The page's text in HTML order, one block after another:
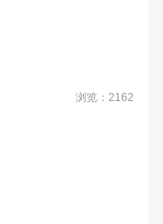
浏览：2162